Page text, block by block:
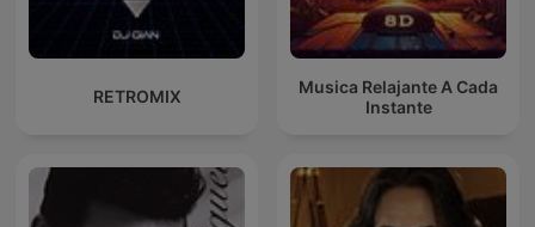
RETROMIX
Musica Relajante A Cada
Instante